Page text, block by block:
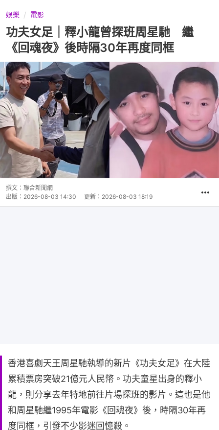
娛樂 電影
功夫女足｜釋小龍曾探班周星馳 繼
《回魂夜》後時隔30年再度同框
撰文： 聯合新聞網
出版： 2026-08-03 14:30 更新： 2026-08-03 18:19
香港喜劇天王周星馳執導的新片《功夫女足》在大陸
累積票房突破21億元人民幣。功夫童星出身的釋小
龍，則分享去年特地前往片場探班的影片。這也是他
和周星馳繼1995年電影《回魂夜》後，時隔30年再
度同框，引發不少影迷回憶殺。